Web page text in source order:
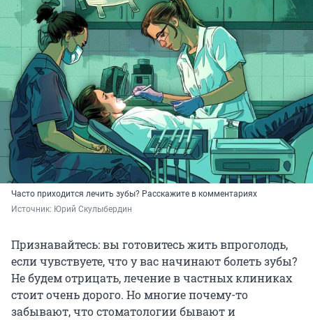
Часто приходится лечить зубы? Расскажите в комментариях
Источник: Юрий Скулыбердин
Признавайтесь: вы готовитесь жить впроголодь,
если чувствуете, что у вас начинают болеть зубы?
Не будем отрицать, лечение в частных клиниках
стоит очень дорого. Но многие почему-то
забывают, что стоматологии бывают и